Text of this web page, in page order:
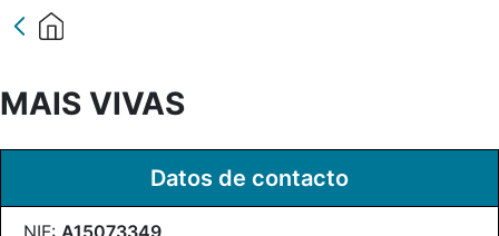
MAIS VIVAS
Datos de contacto